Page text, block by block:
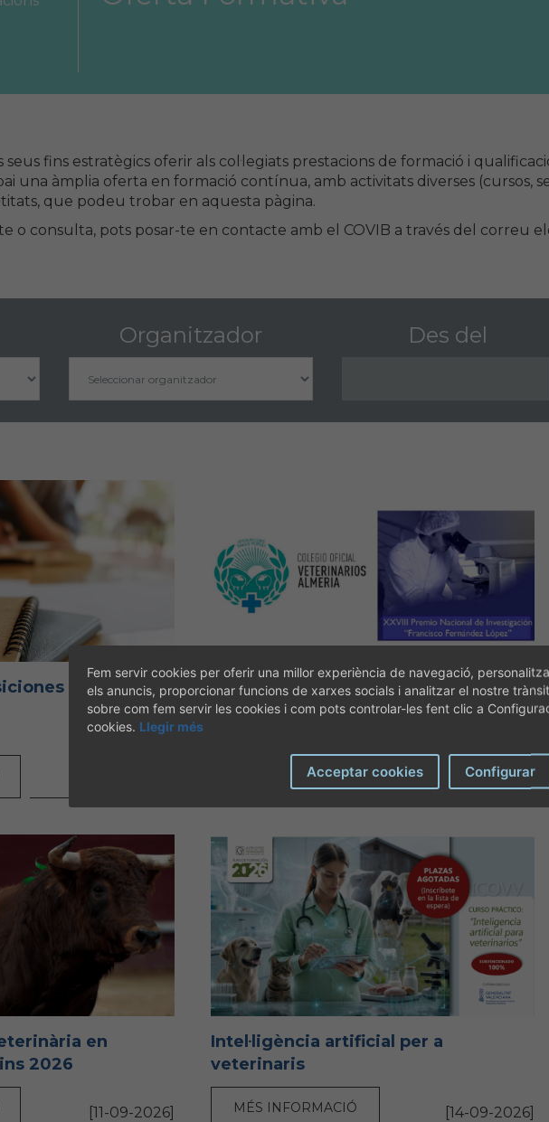
seus fins estratègics oferir als col·legiats prestacions de formació i
una àmplia oferta en formació contínua, amb activitats diverses (cursos,
que podeu trobar en aquesta pàgina.
o consulta, pots posar-te en contacte amb el COVIB a través del correu
Organitzador Des del
Galicia
XXVIII Premi Nacional de Recerca
2026 "Francisco Fernández López"
MÉS INFORMACIÓ [07-09-2026]
en
2026
[11-09-2026]
Intel·ligència artificial per a
veterinaris
MÉS INFORMACIÓ [14-09-2026]
Fem servir cookies per oferir una millor experiència de navegació,
els anuncis, proporcionar funcions de xarxes socials i analitzar el nostre
sobre com fem servir les cookies i com pots controlar-les fent clic a
cookies. Llegir més
Acceptar cookies Configurar